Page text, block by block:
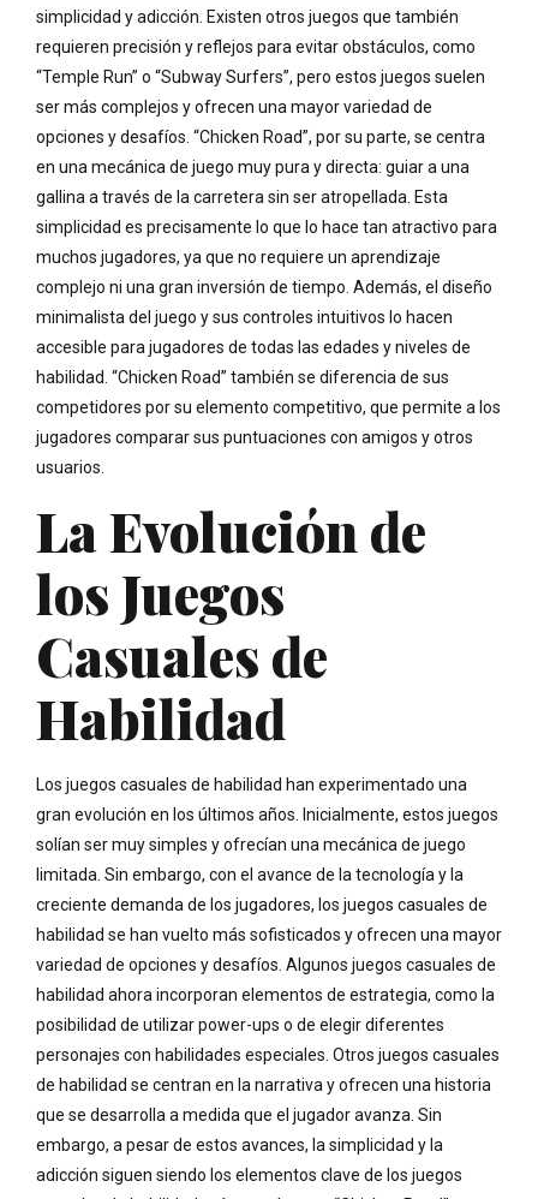
simplicidad y adicción. Existen otros juegos que también
requieren precisión y reflejos para evitar obstáculos, como
“Temple Run” o “Subway Surfers”, pero estos juegos suelen
ser más complejos y ofrecen una mayor variedad de
opciones y desafíos. “Chicken Road”, por su parte, se centra
en una mecánica de juego muy pura y directa: guiar a una
gallina a través de la carretera sin ser atropellada. Esta
simplicidad es precisamente lo que lo hace tan atractivo para
muchos jugadores, ya que no requiere un aprendizaje
complejo ni una gran inversión de tiempo. Además, el diseño
minimalista del juego y sus controles intuitivos lo hacen
accesible para jugadores de todas las edades y niveles de
habilidad. “Chicken Road” también se diferencia de sus
competidores por su elemento competitivo, que permite a los
jugadores comparar sus puntuaciones con amigos y otros
usuarios.
La Evolución de
los Juegos
Casuales de
Habilidad
Los juegos casuales de habilidad han experimentado una
gran evolución en los últimos años. Inicialmente, estos juegos
solían ser muy simples y ofrecían una mecánica de juego
limitada. Sin embargo, con el avance de la tecnología y la
creciente demanda de los jugadores, los juegos casuales de
habilidad se han vuelto más sofisticados y ofrecen una mayor
variedad de opciones y desafíos. Algunos juegos casuales de
habilidad ahora incorporan elementos de estrategia, como la
posibilidad de utilizar power-ups o de elegir diferentes
personajes con habilidades especiales. Otros juegos casuales
de habilidad se centran en la narrativa y ofrecen una historia
que se desarrolla a medida que el jugador avanza. Sin
embargo, a pesar de estos avances, la simplicidad y la
adicción siguen siendo los elementos clave de los juegos